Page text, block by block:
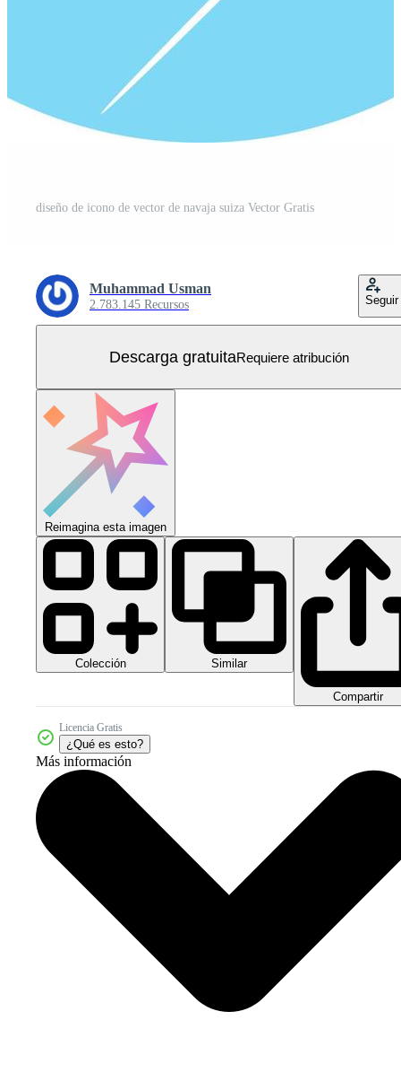
diseño de icono de vector de navaja suiza Vector Gratis
Muhammad Usman
2.783.145 Recursos Seguir
Descarga gratuitaRequiere atribución
Reimagina esta imagen
Colección Similar
Compartir
Licencia Gratis
¿Qué es esto?
Más información